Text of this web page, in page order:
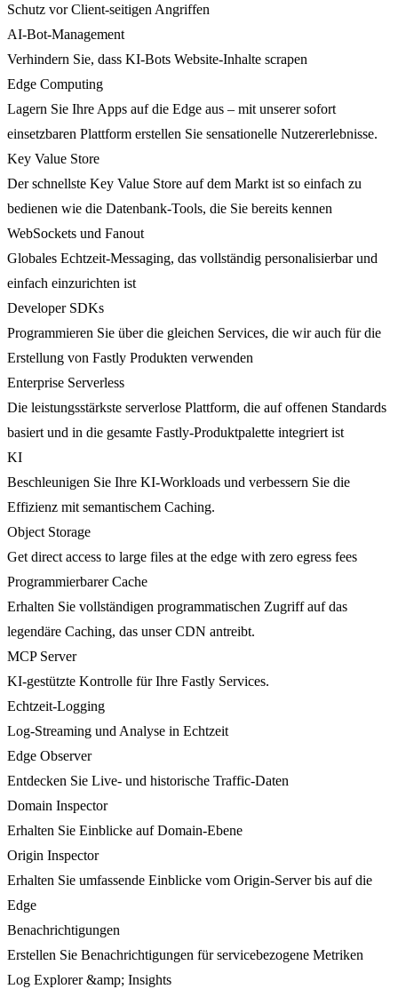
Schutz vor Client-seitigen Angriffen
AI-Bot-Management
Verhindern Sie, dass KI-Bots Website-Inhalte scrapen
Edge Computing
Lagern Sie Ihre Apps auf die Edge aus – mit unserer sofort
einsetzbaren Plattform erstellen Sie sensationelle Nutzererlebnisse.
Key Value Store
Der schnellste Key Value Store auf dem Markt ist so einfach zu
bedienen wie die Datenbank-Tools, die Sie bereits kennen
WebSockets und Fanout
Globales Echtzeit-Messaging, das vollständig personalisierbar und
einfach einzurichten ist
Developer SDKs
Programmieren Sie über die gleichen Services, die wir auch für die
Erstellung von Fastly Produkten verwenden
Enterprise Serverless
Die leistungsstärkste serverlose Plattform, die auf offenen Standards
basiert und in die gesamte Fastly-Produktpalette integriert ist
KI
Beschleunigen Sie Ihre KI-Workloads und verbessern Sie die
Effizienz mit semantischem Caching.
Object Storage
Get direct access to large files at the edge with zero egress fees
Programmierbarer Cache
Erhalten Sie vollständigen programmatischen Zugriff auf das
legendäre Caching, das unser CDN antreibt.
MCP Server
KI-gestützte Kontrolle für Ihre Fastly Services.
Echtzeit-Logging
Log-Streaming und Analyse in Echtzeit
Edge Observer
Entdecken Sie Live- und historische Traffic-Daten
Domain Inspector
Erhalten Sie Einblicke auf Domain-Ebene
Origin Inspector
Erhalten Sie umfassende Einblicke vom Origin-Server bis auf die
Edge
Benachrichtigungen
Erstellen Sie Benachrichtigungen für servicebezogene Metriken
Log Explorer &amp; Insights